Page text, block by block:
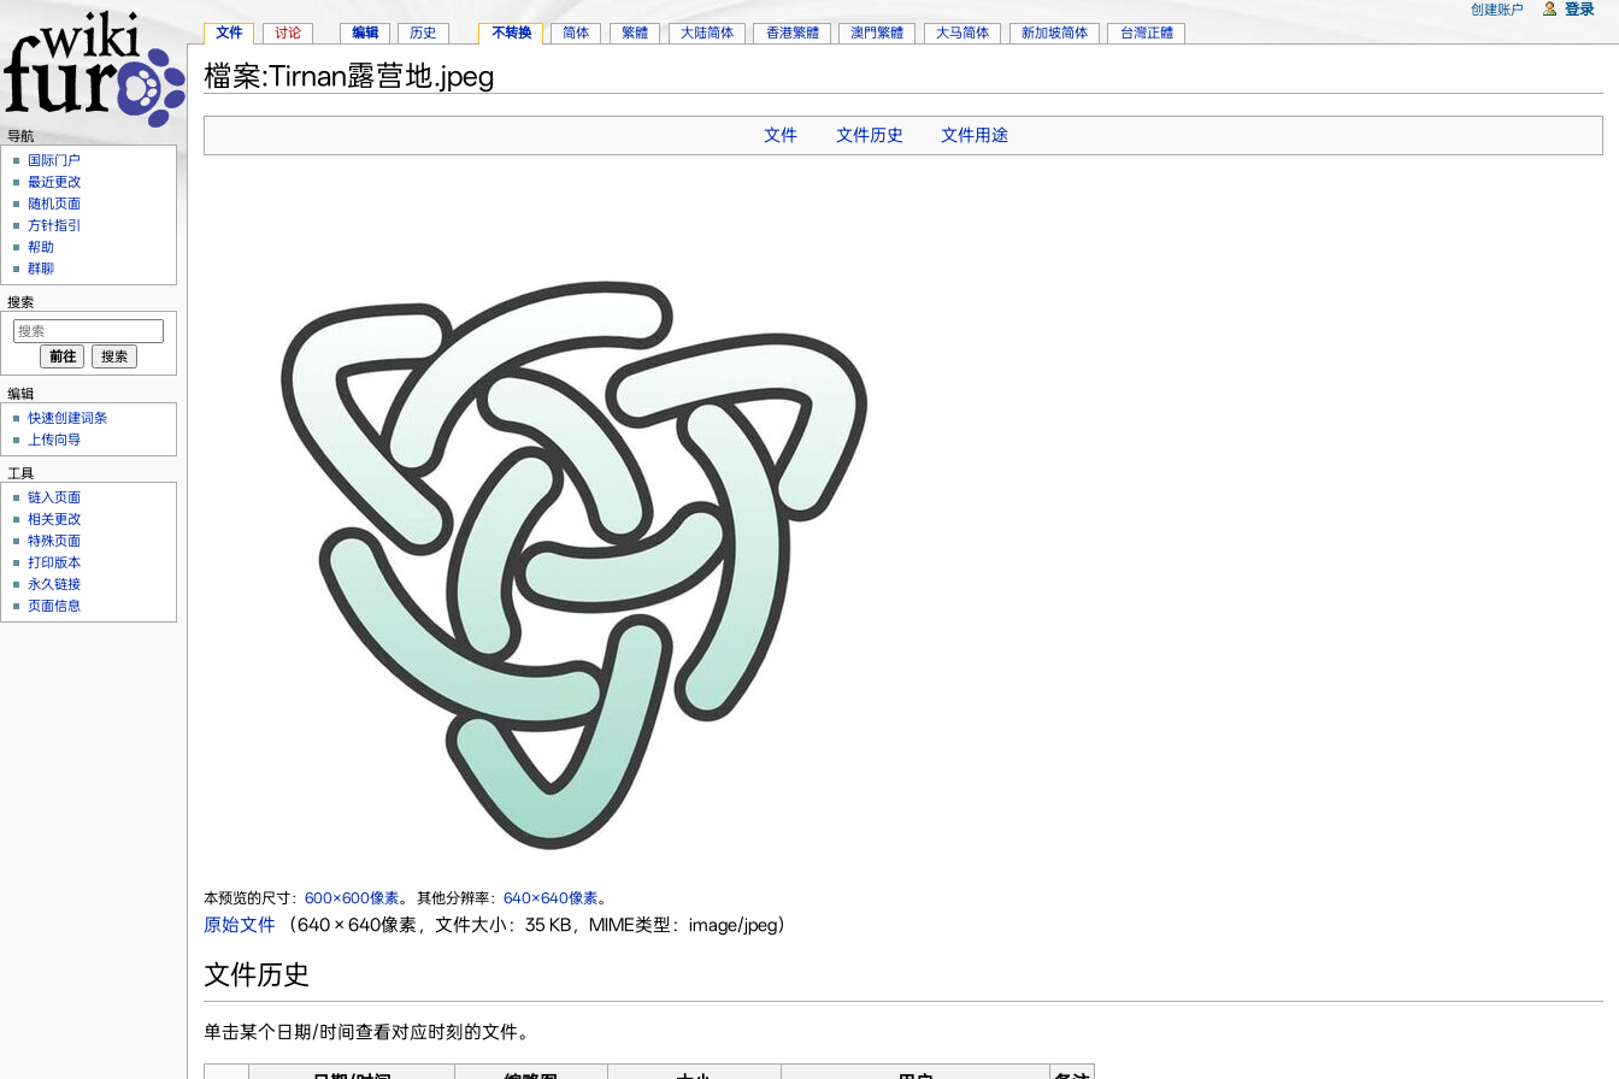
檔案:Tirnan露营地.jpeg
文件 文件历史 文件用途
本预览的尺寸： 600×600像素。 其他分辨率： 640×640像素。
原始文件‎ （640 × 640像素，文件大小：35 KB，MIME类型：image/jpeg）
文件历史
单击某个日期/时间查看对应时刻的文件。
文件 讨论 编辑 历史 不转换 简体 繁體 大陆简体 香港繁體 澳門繁體 大马简体 新加坡简体 台灣正體
创建账户 登录
导航
国际门户
最近更改
随机页面
方针指引
帮助
群聊
搜索
编辑
快速创建词条
上传向导
工具
链入页面
相关更改
特殊页面
打印版本
永久链接
页面信息